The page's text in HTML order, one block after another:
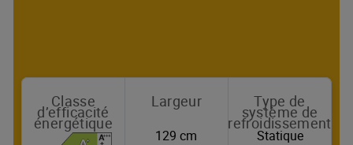
Classe
d’efficacité
énergétique
Largeur
129 cm
Type de
système de
refroidissement
Statique